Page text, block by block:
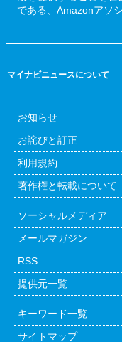
である、Amazonアソ
マイナビニュースについて
お知らせ
お詫びと訂正
利用規約
著作権と転載について
ソーシャルメディア
メールマガジン
RSS
提供元一覧
キーワード一覧
サイトマップ